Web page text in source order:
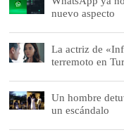
nuevo aspecto
La actriz de
terremoto en
Un hombre
un escándalo